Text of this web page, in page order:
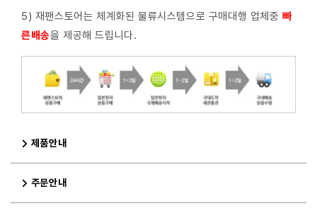
5) 재팬스토어는 체계화된 물류시스템으로 구매대행 업체중빠
른배송을 제공해 드립니다.
제품안내
주문안내